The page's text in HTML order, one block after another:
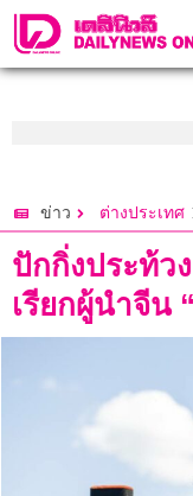
ข่าว ต่างประเทศ
ปักกิ่งประท้ว
เรียกผู้นำจีน